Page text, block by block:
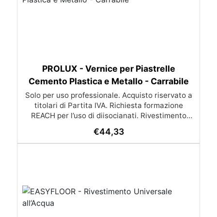
PROLUX - Vernice per Piastrelle
Cemento Plastica e Metallo - Carrabile
Solo per uso professionale. Acquisto riservato a
titolari di Partita IVA. Richiesta formazione
REACH per l’uso di diisocianati. Rivestimento
lucida Rivestimento poliuretanico alifatico
bicomponente, UV resistente, colorato in veicolo
tuo ambiente e ricevi un’anteprima realistica del
risultato finale insieme al preventivo completo
dei prodotti necessari. Caratteristiche Tecniche
€44,33